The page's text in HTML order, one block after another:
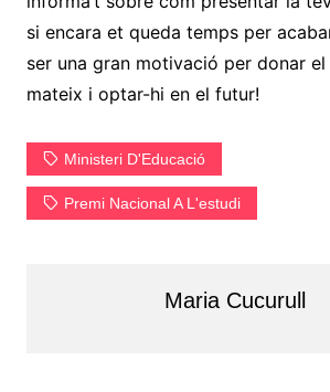
si encara et queda temps per
ser una gran motivació per donar
mateix i optar-hi en el futur!
Ministeri D'Educació
Premi Nacional A L'estudi
Maria Cucurull